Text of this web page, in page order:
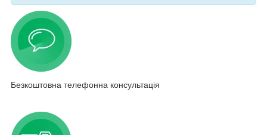
Безкоштовна телефонна консультація